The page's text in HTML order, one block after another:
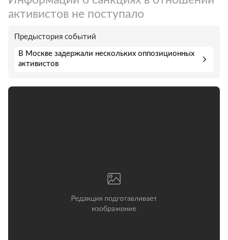
активистов не поступало
Предыстория событий
В Москве задержали нескольких оппозиционных
активистов